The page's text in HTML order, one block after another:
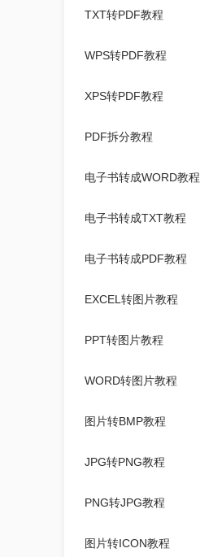
TXT转PDF教程
WPS转PDF教程
XPS转PDF教程
PDF拆分教程
电子书转成WORD教程
电子书转成TXT教程
电子书转成PDF教程
EXCEL转图片教程
PPT转图片教程
WORD转图片教程
图片转BMP教程
JPG转PNG教程
PNG转JPG教程
图片转ICON教程